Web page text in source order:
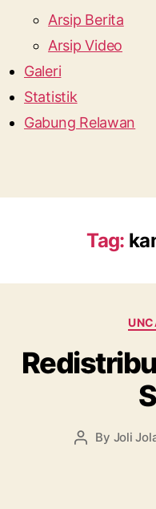
Arsip Berita
Arsip Video
Galeri
Statistik
Gabung Relawan
Tag:
Post
By Joli